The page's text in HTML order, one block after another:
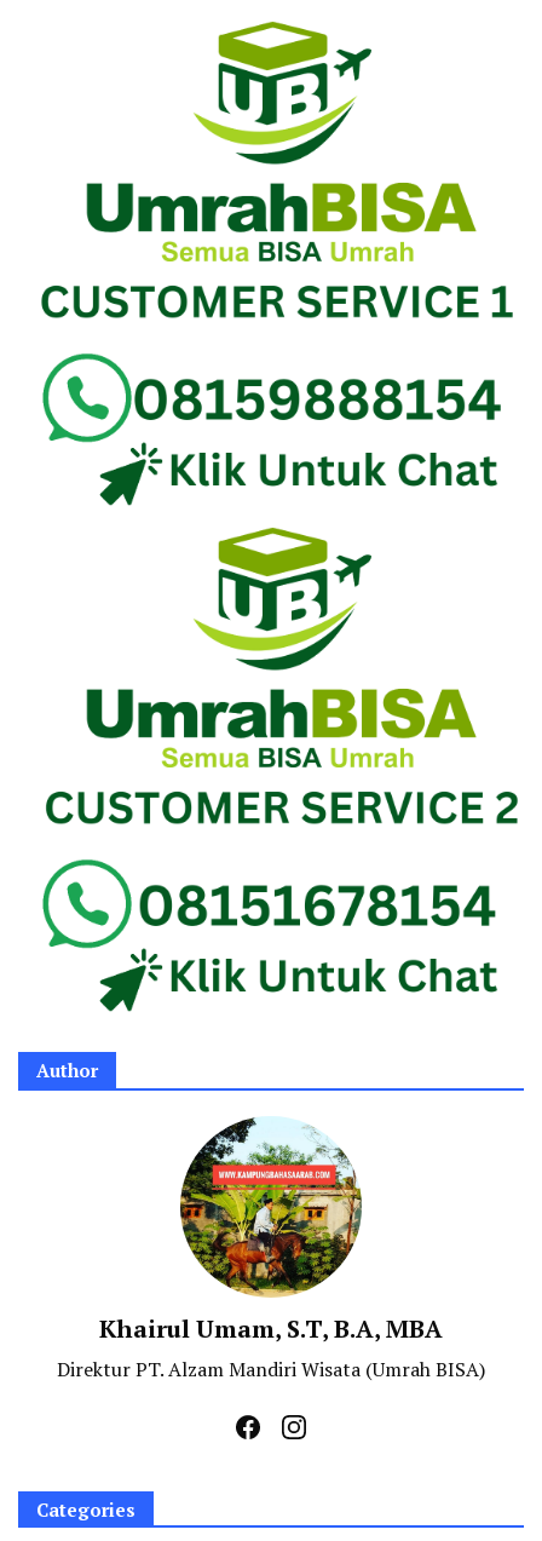
Author
Khairul Umam, S.T, B.A, MBA
Direktur PT. Alzam Mandiri Wisata (Umrah BISA)
Categories